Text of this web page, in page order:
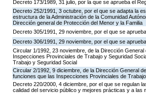
Decreto 173/1989, 31 julio, por la que se aprueba el
Decreto 252/1991, 3 octubre, por el que se adapta la
estructura de la Administración de la Comunidad
Dirección general de Protección del Menor y la Familia
Decreto 305/1991, 29 noviembre, por el que se
Decreto 306/1991, 29 noviembre, por el que se
Circular 1/1992, 23 noviembre, de la Dirección
Inspecciones Provinciales de Trabajo y Seguridad
Trabajo y Seguridad Social
Circular 2/1992, 9 diciembre, de la Dirección General
funciones que las Inspecciones Provinciales de
Decreto 220/2000, 4 diciembre, por el que se regulan
calidad del servicio público y mejores prácticas y a las